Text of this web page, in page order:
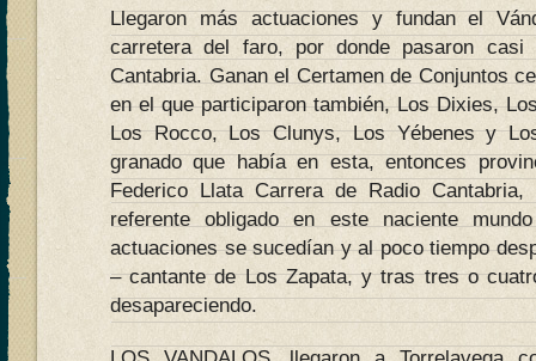
Llegaron más actuaciones y fundan el
carretera del faro, por donde pasaron
Cantabria. Ganan el Certamen de Conjuntos
en el que participaron también, Los Dixies,
Los Rocco, Los Clunys, Los Yébenes y
granado que había en esta, entonces
Federico Llata Carrera de Radio
referente obligado en este naciente
actuaciones se sucedían y al poco tiempo
– cantante de Los Zapata, y tras tres o
desapareciendo.